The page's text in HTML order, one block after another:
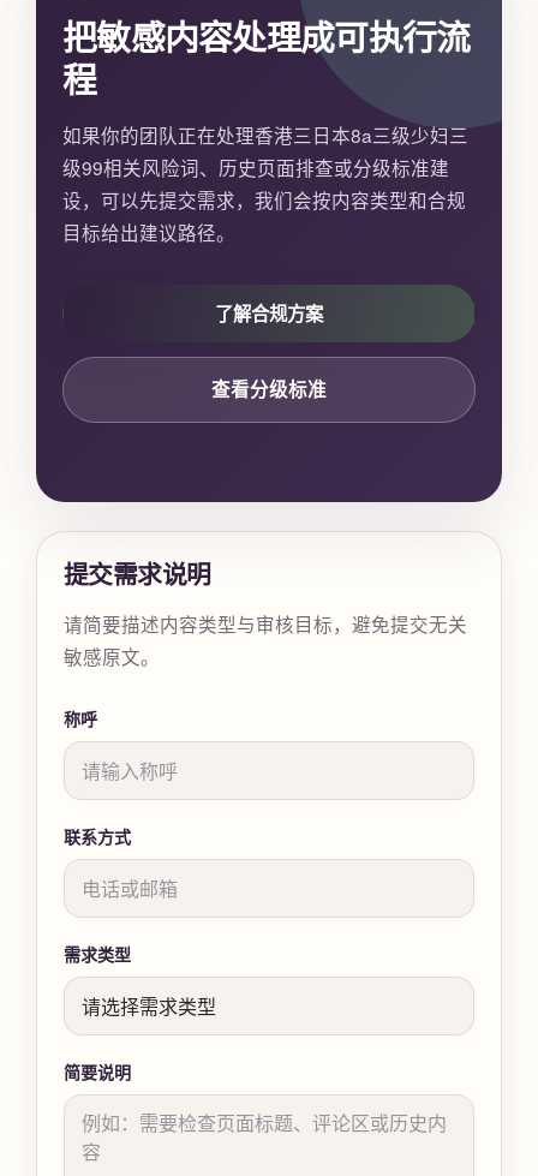
把敏感内容处理成可执行流
程
如果你的团队正在处理香港三日本8a三级少妇三
级99相关风险词、历史页面排查或分级标准建
设，可以先提交需求，我们会按内容类型和合规
目标给出建议路径。
了解合规方案
查看分级标准
提交需求说明
请简要描述内容类型与审核目标，避免提交无关
敏感原文。
称呼
联系方式
需求类型
简要说明